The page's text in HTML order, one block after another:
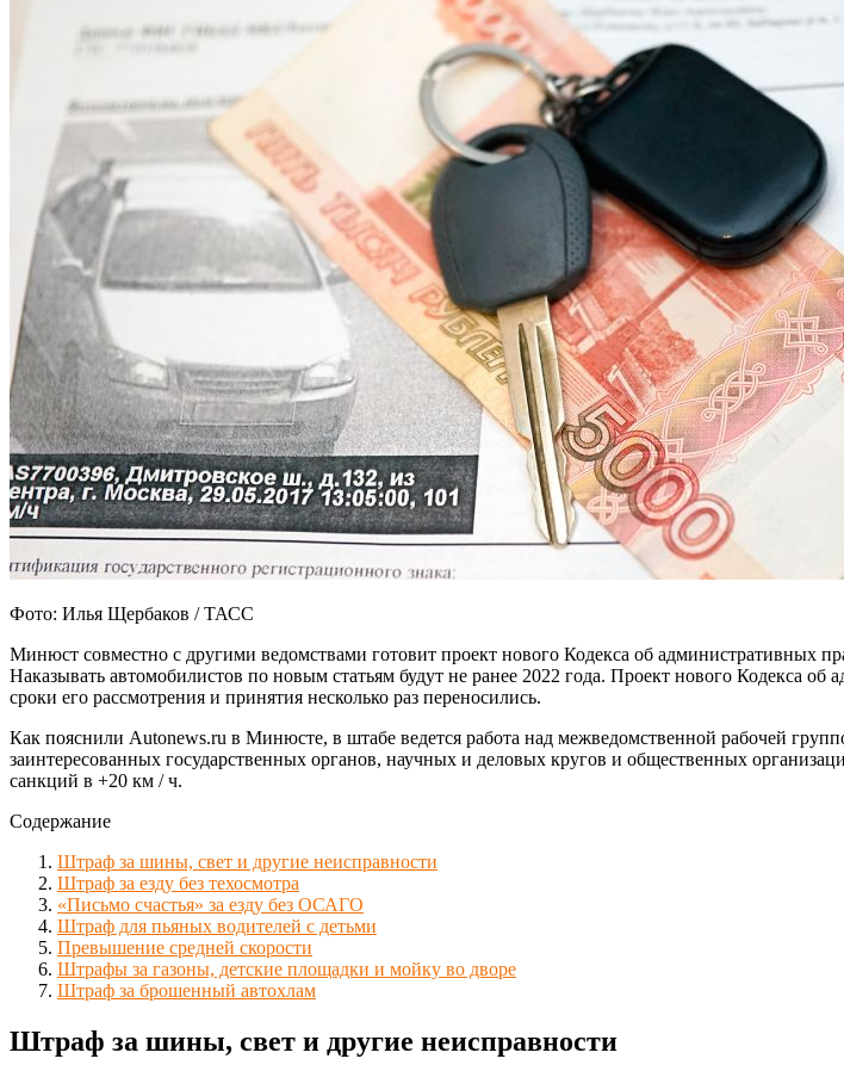
Фото: Илья Щербаков / ТАСС
Минюст совместно с другими ведомствами готовит проект нового Кодекса об административных
Наказывать автомобилистов по новым статьям будут не ранее 2022 года. Проект нового Кодекса
сроки его рассмотрения и принятия несколько раз переносились.
Как пояснили Autonews.ru в Минюсте, в штабе ведется работа над межведомственной рабочей
заинтересованных государственных органов, научных и деловых кругов и общественных
санкций в +20 км / ч.
Содержание
Штраф за шины, свет и другие неисправности
Штраф за езду без техосмотра
«Письмо счастья» за езду без ОСАГО
Штраф для пьяных водителей с детьми
Превышение средней скорости
Штрафы за газоны, детские площадки и мойку во дворе
Штраф за брошенный автохлам
Штраф за шины, свет и другие неисправности